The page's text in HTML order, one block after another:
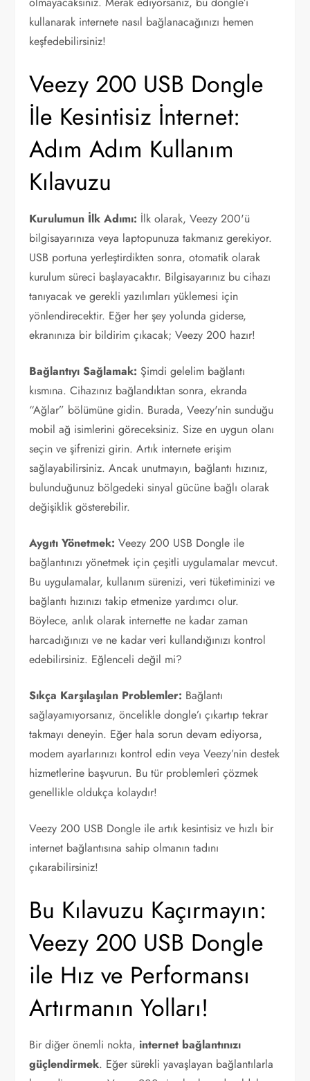
kullanarak internete nasıl bağlanacağınızı hemen
keşfedebilirsiniz!
Veezy 200 USB Dongle
İle Kesintisiz İnternet:
Adım Adım Kullanım
Kılavuzu
Kurulumun İlk Adımı: İlk olarak, Veezy 200'ü
bilgisayarınıza veya laptopunuza takmanız gerekiyor.
USB portuna yerleştirdikten sonra, otomatik olarak
kurulum süreci başlayacaktır. Bilgisayarınız bu cihazı
tanıyacak ve gerekli yazılımları yüklemesi için
yönlendirecektir. Eğer her şey yolunda giderse,
ekranınıza bir bildirim çıkacak; Veezy 200 hazır!
Bağlantıyı Sağlamak: Şimdi gelelim bağlantı
kısmına. Cihazınız bağlandıktan sonra, ekranda
“Ağlar” bölümüne gidin. Burada, Veezy'nin sunduğu
mobil ağ isimlerini göreceksiniz. Size en uygun olanı
seçin ve şifrenizi girin. Artık internete erişim
sağlayabilirsiniz. Ancak unutmayın, bağlantı hızınız,
bulunduğunuz bölgedeki sinyal gücüne bağlı olarak
değişiklik gösterebilir.
Aygıtı Yönetmek: Veezy 200 USB Dongle ile
bağlantınızı yönetmek için çeşitli uygulamalar mevcut.
Bu uygulamalar, kullanım sürenizi, veri tüketiminizi ve
bağlantı hızınızı takip etmenize yardımcı olur.
Böylece, anlık olarak internette ne kadar zaman
harcadığınızı ve ne kadar veri kullandığınızı kontrol
edebilirsiniz. Eğlenceli değil mi?
Sıkça Karşılaşılan Problemler: Bağlantı
sağlayamıyorsanız, öncelikle dongle’ı çıkartıp tekrar
takmayı deneyin. Eğer hala sorun devam ediyorsa,
modem ayarlarınızı kontrol edin veya Veezy’nin destek
hizmetlerine başvurun. Bu tür problemleri çözmek
genellikle oldukça kolaydır!
Veezy 200 USB Dongle ile artık kesintisiz ve hızlı bir
internet bağlantısına sahip olmanın tadını
çıkarabilirsiniz!
Bu Kılavuzu Kaçırmayın:
Veezy 200 USB Dongle
ile Hız ve Performansı
Artırmanın Yolları!
Bir diğer önemli nokta, internet bağlantınızı
güçlendirmek. Eğer sürekli yavaşlayan bağlantılarla